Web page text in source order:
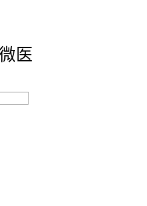
医